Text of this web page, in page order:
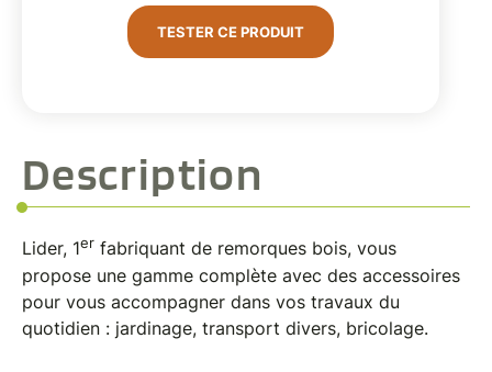
TESTER CE PRODUIT
Description
Lider, 1er fabriquant de remorques bois, vous
propose une gamme complète avec des accessoires
pour vous accompagner dans vos travaux du
quotidien : jardinage, transport divers, bricolage.